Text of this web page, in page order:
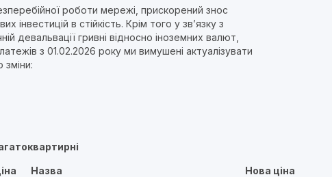
роботи мережі, прискорений знос
в стійкість. Крім того у зв’язку з
девальвації гривні відносно іноземних валют,
з 01.02.2026 року ми вимушені актуалізувати
зміни:
Назва Нова ціна